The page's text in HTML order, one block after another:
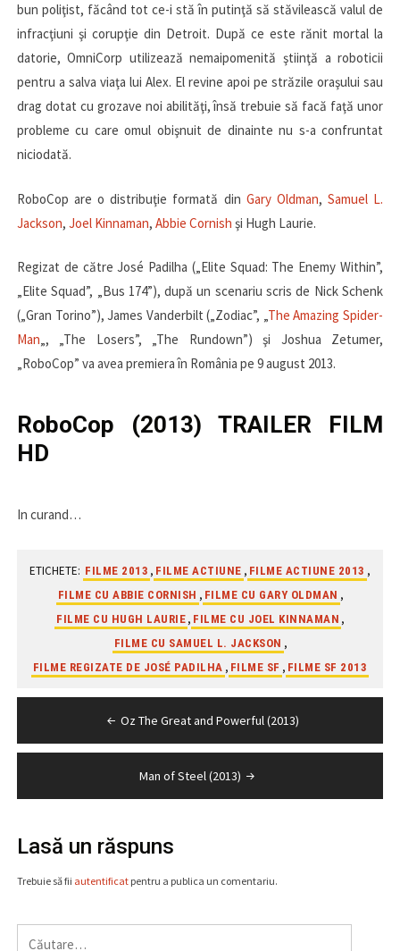
bun poliţist, făcând tot ce-i stă în putinţă să stăvilească valul de
infracţiuni şi corupţie din Detroit. După ce este rănit mortal la
datorie, OmniCorp utilizează nemaipomenită ştiinţă a roboticii
pentru a salva viaţa lui Alex. El revine apoi pe străzile oraşului sau
drag dotat cu grozave noi abilităţi, însă trebuie să facă faţă unor
probleme cu care omul obişnuit de dinainte nu s-a confruntat
niciodată.
RoboCop are o distribuţie formată din Gary Oldman, Samuel L.
Jackson, Joel Kinnaman, Abbie Cornish şi Hugh Laurie.
Regizat de către José Padilha („Elite Squad: The Enemy Within”,
„Elite Squad”, „Bus 174”), după un scenariu scris de Nick Schenk
(„Gran Torino”), James Vanderbilt („Zodiac”, „The Amazing Spider-
Man„, „The Losers”, „The Rundown”) şi Joshua Zetumer,
„RoboCop” va avea premiera în România pe 9 august 2013.
RoboCop (2013) TRAILER FILM
HD
In curand…
ETICHETE: FILME 2013 , FILME ACTIUNE , FILME ACTIUNE 2013 ,
FILME CU ABBIE CORNISH , FILME CU GARY OLDMAN ,
FILME CU HUGH LAURIE , FILME CU JOEL KINNAMAN ,
FILME CU SAMUEL L. JACKSON ,
FILME REGIZATE DE JOSÉ PADILHA , FILME SF , FILME SF 2013
Navigare
în
Oz The Great and Powerful (2013)
Man of Steel (2013)
Lasă un răspuns
Trebuie să fii autentificatpentru a publica un comentariu.